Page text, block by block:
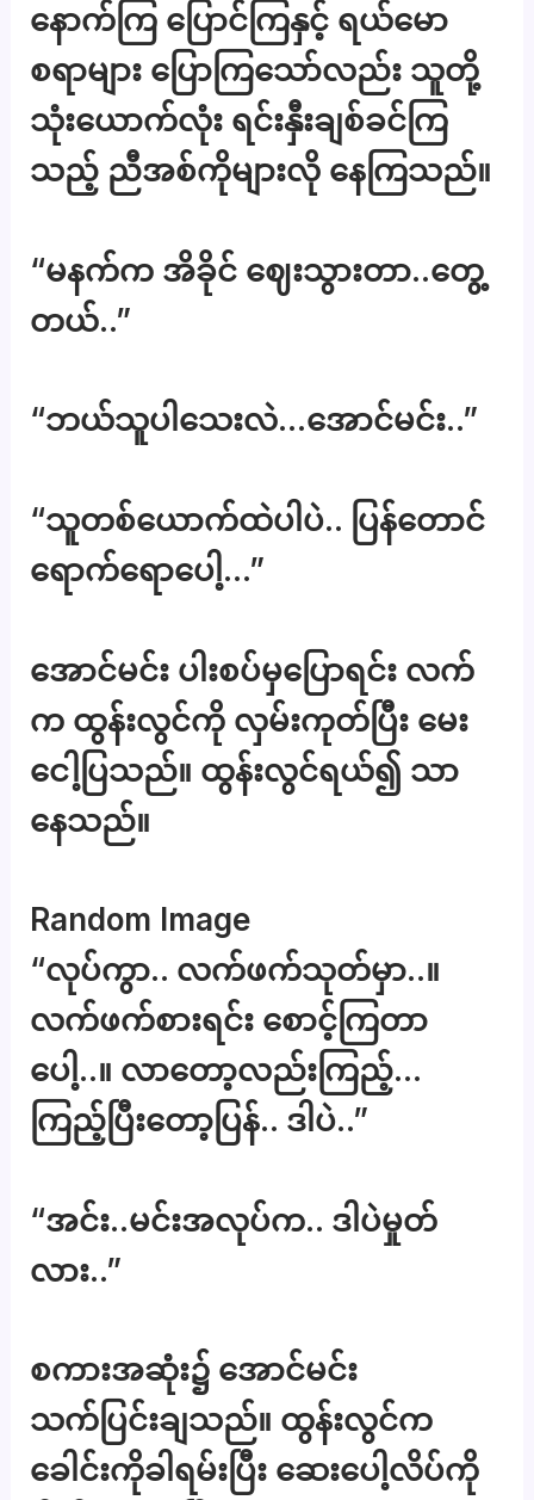
နောက်ကြ ပြောင်ကြနှင့် ရယ်မော
စရာများ ပြောကြသော်လည်း သူတို့
သုံးယောက်လုံး ရင်းနှီးချစ်ခင်ကြ
သည့် ညီအစ်ကိုများလို နေကြသည်။
“မနက်က အိခိုင် ဈေးသွားတာ..တွေ့
တယ်..”
“ဘယ်သူပါသေးလဲ…အောင်မင်း..”
“သူတစ်ယောက်ထဲပါပဲ.. ပြန်တောင်
ရောက်ရောပေါ့…”
အောင်မင်း ပါးစပ်မှပြောရင်း လက်
က ထွန်းလွင်ကို လှမ်းကုတ်ပြီး မေး
ငေါ့ပြသည်။ ထွန်းလွင်ရယ်၍ သာ
နေသည်။
Random Image
“လုပ်ကွာ.. လက်ဖက်သုတ်မှာ..။
လက်ဖက်စားရင်း စောင့်ကြတာ
ပေါ့..။ လာတော့လည်းကြည့်…
ကြည့်ပြီးတော့ပြန်.. ဒါပဲ..”
“အင်း..မင်းအလုပ်က.. ဒါပဲမှုတ်
လား..”
စကားအဆုံး၌ အောင်မင်း
သက်ပြင်းချသည်။ ထွန်းလွင်က
ခေါင်းကိုခါရမ်းပြီး ဆေးပေါ့လိပ်ကို